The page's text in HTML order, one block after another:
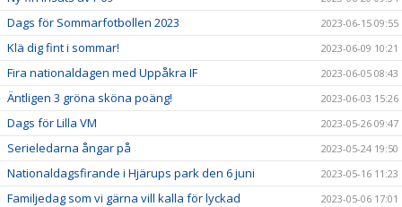
Dags för Sommarfotbollen 2023 2023-06-15 09:55
Klä dig fint i sommar! 2023-06-09 10:21
Fira nationaldagen med Uppåkra IF 2023-06-05 08:43
Äntligen 3 gröna sköna poäng! 2023-06-03 15:26
Dags för Lilla VM 2023-05-26 09:47
Serieledarna ångar på 2023-05-24 19:50
Nationaldagsfirande i Hjärups park den 6 juni 2023-05-16 11:23
Familjedag som vi gärna vill kalla för lyckad 2023-05-06 17:01